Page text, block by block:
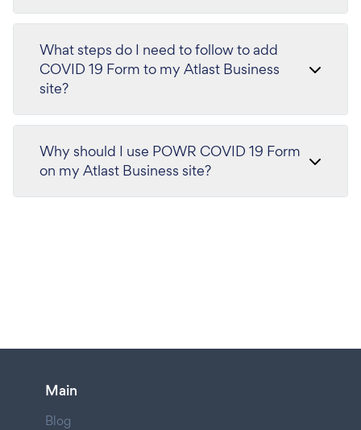
What steps do I need to follow to add
COVID 19 Form to my Atlast Business
site?
Why should I use POWR COVID 19 Form
on my Atlast Business site?
Main
Blog